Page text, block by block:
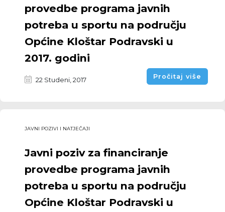
provedbe programa javnih
potreba u sportu na području
Općine Kloštar Podravski u
2017. godini
22 Studeni, 2017 Pročitaj više
JAVNI POZIVI I NATJEČAJI
Javni poziv za financiranje
provedbe programa javnih
potreba u sportu na području
Općine Kloštar Podravski u